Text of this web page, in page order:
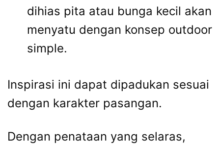
dihias pita atau bunga kecil akan
menyatu dengan konsep outdoor
simple.
Inspirasi ini dapat dipadukan sesuai
dengan karakter pasangan.
Dengan penataan yang selaras,